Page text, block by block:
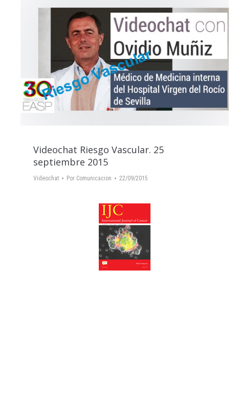
Videochat Riesgo Vascular. 25
septiembre 2015
Videochat Por Comunicacion 22/09/2015